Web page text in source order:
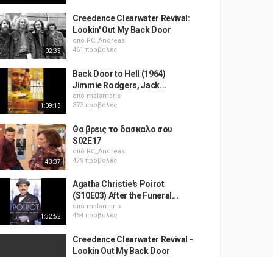
02:35
Creedence Clearwater Revival:
Lookin' Out My Back Door
από RC_Andreas
461 προβολές
1:09:13
Back Door to Hell (1964)
Jimmie Rodgers, Jack...
από malamaris
373 προβολές
43:37
Θα βρεις το δασκαλο σου
S02E17
από RC_Andreas
479 προβολές
1:32:52
Agatha Christie's Poirot
(S10E03) After the Funeral...
από malamaris
454 προβολές
Creedence Clearwater Revival -
Lookin Out My Back Door